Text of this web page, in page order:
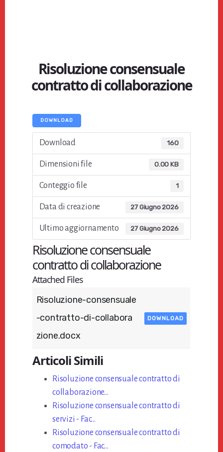
Risoluzione consensuale
contratto di collaborazione​
DOWNLOAD
Download 160
Dimensioni file 0.00 KB
Conteggio file 1
Data di creazione 27 Giugno 2026
Ultimo aggiornamento 27 Giugno 2026
Risoluzione consensuale
contratto di collaborazione​
Attached Files
Risoluzione-consensuale
-contratto-di-collabora
zione.docx
DOWNLOAD
Articoli Simili
Risoluzione consensuale contratto di
collaborazione​…
Risoluzione consensuale contratto di
servizi​ - Fac…
Risoluzione consensuale contratto di
comodato​ - Fac…